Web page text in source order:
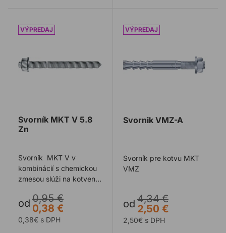
Svorník MKT V 5.8 Zn
Svorník MKT V 5.8
Zn
Svorník MKT V v
kombinácií s chemickou
zmesou slúži na kotvenie
od 0,95 €
0,38 €
0,38€ s DPH
Svornik VMZ-A
Svornik VMZ-A
Svorník pre kotvu MKT
VMZ
od 4,34 €
2,50 €
2,50€ s DPH